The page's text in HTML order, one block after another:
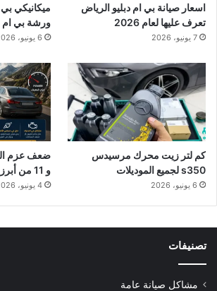
اسعار صيانة بي ام دبليو الرياض
تعرف عليها لعام 2026
7 يونيو، 2026
ميكانيكي
ورشة بي ام
6 يونيو، 2026
كم لتر زيت محرك مرسيدس
s350 لجميع الموديلات
6 يونيو، 2026
ضعف عزم
و 11 من أبرز الأسباب وحلها
4 يونيو، 2026
تصنيفات
مشاكل صيانة عامة